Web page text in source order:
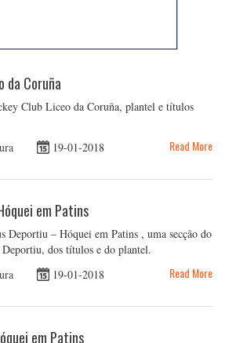
da Coruña
Club Liceo da Coruña, plantel e títulos
19-01-2018 Read More
em Patins
Deportiu – Hóquei em Patins , uma secção do
dos títulos e do plantel.
19-01-2018 Read More
em Patins